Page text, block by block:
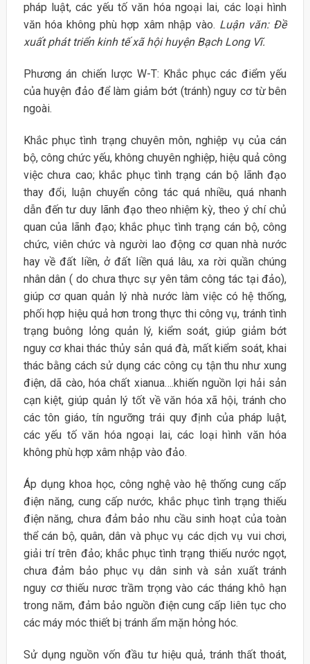
pháp luật, các yếu tố văn hóa ngoại lai, các loại hình
văn hóa không phù hợp xâm nhập vào. Luận văn: Đề
xuất phát triển kinh tế xã hội huyện Bạch Long Vĩ.
Phương án chiến lược W-T: Khắc phục các điểm yếu
của huyện đảo để làm giảm bớt (tránh) nguy cơ từ bên
ngoài.
Khắc phục tình trạng chuyên môn, nghiệp vụ của cán
bộ, công chức yếu, không chuyên nghiệp, hiệu quả công
việc chưa cao; khắc phục tình trạng cán bộ lãnh đạo
thay đổi, luận chuyển công tác quá nhiều, quá nhanh
dẫn đến tư duy lãnh đạo theo nhiệm kỳ, theo ý chí chủ
quan của lãnh đạo; khắc phục tình trạng cán bộ, công
chức, viên chức và người lao động cơ quan nhà nước
hay về đất liền, ở đất liền quá lâu, xa rời quần chúng
nhân dân ( do chưa thực sự yên tâm công tác tại đảo),
giúp cơ quan quản lý nhà nước làm việc có hệ thống,
phối hợp hiệu quả hơn trong thực thi công vụ, tránh tình
trạng buông lỏng quản lý, kiểm soát, giúp giảm bớt
nguy cơ khai thác thủy sản quá đà, mất kiểm soát, khai
thác bằng cách sử dụng các công cụ tận thu như xung
điện, dã cào, hóa chất xianua….khiến nguồn lợi hải sản
cạn kiệt, giúp quản lý tốt về văn hóa xã hội, tránh cho
các tôn giáo, tín ngưỡng trái quy định của pháp luật,
các yếu tố văn hóa ngoại lai, các loại hình văn hóa
không phù hợp xâm nhập vào đảo.
Áp dụng khoa học, công nghệ vào hệ thống cung cấp
điện năng, cung cấp nước, khắc phục tình trạng thiếu
điện năng, chưa đảm bảo nhu cầu sinh hoạt của toàn
thể cán bộ, quân, dân và phục vụ các dịch vụ vui chơi,
giải trí trên đảo; khắc phục tình trạng thiếu nước ngọt,
chưa đảm bảo phục vụ dân sinh và sản xuất tránh
nguy cơ thiếu nươc trầm trọng vào các tháng khô hạn
trong năm, đảm bảo nguồn điện cung cấp liên tục cho
các máy móc thiết bị tránh ẩm mặn hỏng hóc.
Sử dụng nguồn vốn đầu tư hiệu quả, tránh thất thoát,